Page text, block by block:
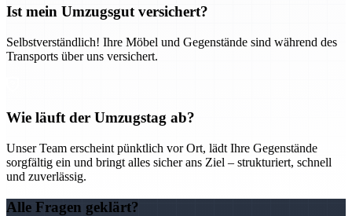
Ist mein Umzugsgut versichert?
Selbstverständlich! Ihre Möbel und Gegenstände sind während des
Transports über uns versichert.
Wie läuft der Umzugstag ab?
Unser Team erscheint pünktlich vor Ort, lädt Ihre Gegenstände
sorgfältig ein und bringt alles sicher ans Ziel – strukturiert, schnell
und zuverlässig.
Alle Fragen geklärt?